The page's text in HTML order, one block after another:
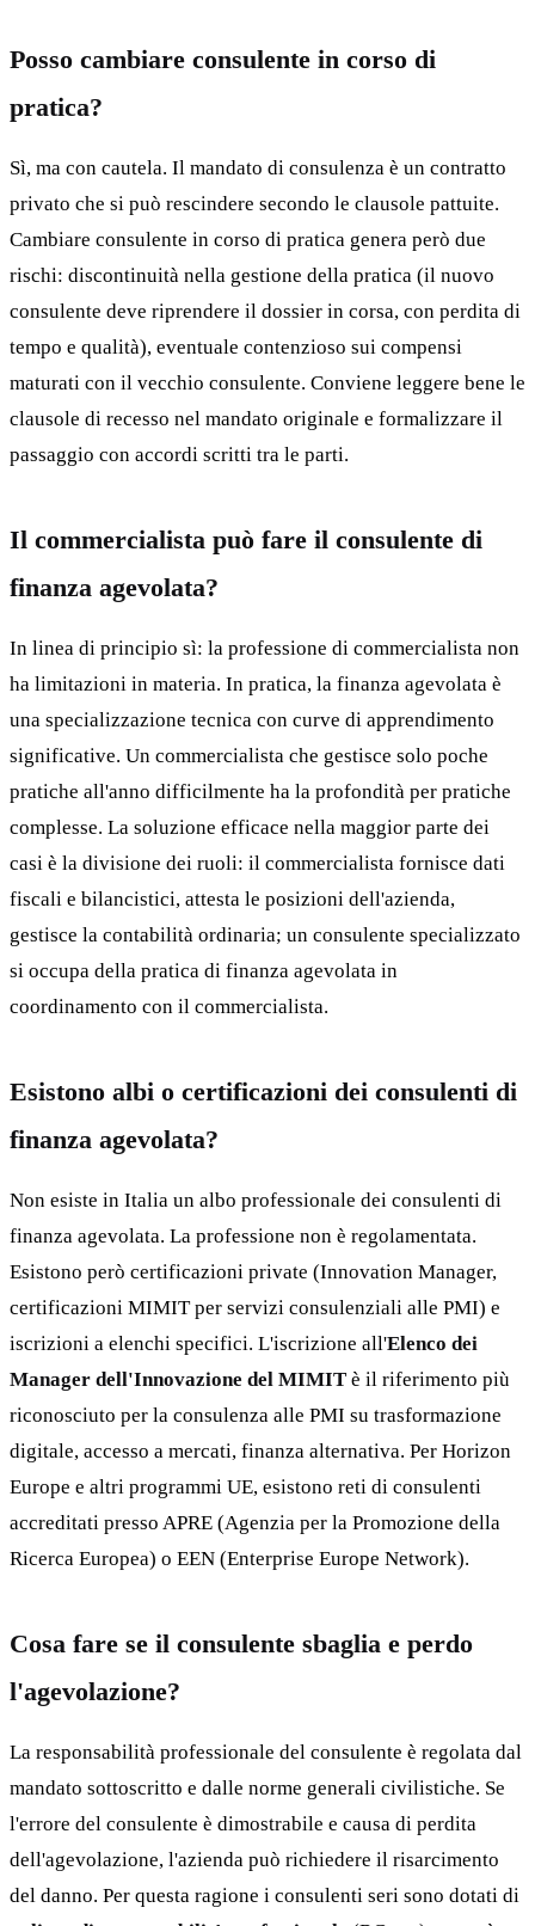
Posso cambiare consulente in corso di
pratica?
Sì, ma con cautela. Il mandato di consulenza è un contratto
privato che si può rescindere secondo le clausole pattuite.
Cambiare consulente in corso di pratica genera però due
rischi: discontinuità nella gestione della pratica (il nuovo
consulente deve riprendere il dossier in corsa, con perdita di
tempo e qualità), eventuale contenzioso sui compensi
maturati con il vecchio consulente. Conviene leggere bene le
clausole di recesso nel mandato originale e formalizzare il
passaggio con accordi scritti tra le parti.
Il commercialista può fare il consulente di
finanza agevolata?
In linea di principio sì: la professione di commercialista non
ha limitazioni in materia. In pratica, la finanza agevolata è
una specializzazione tecnica con curve di apprendimento
significative. Un commercialista che gestisce solo poche
pratiche all'anno difficilmente ha la profondità per pratiche
complesse. La soluzione efficace nella maggior parte dei
casi è la divisione dei ruoli: il commercialista fornisce dati
fiscali e bilancistici, attesta le posizioni dell'azienda,
gestisce la contabilità ordinaria; un consulente specializzato
si occupa della pratica di finanza agevolata in
coordinamento con il commercialista.
Esistono albi o certificazioni dei consulenti di
finanza agevolata?
Non esiste in Italia un albo professionale dei consulenti di
finanza agevolata. La professione non è regolamentata.
Esistono però certificazioni private (Innovation Manager,
certificazioni MIMIT per servizi consulenziali alle PMI) e
iscrizioni a elenchi specifici. L'iscrizione all'Elenco dei
Manager dell'Innovazione del MIMIT è il riferimento più
riconosciuto per la consulenza alle PMI su trasformazione
digitale, accesso a mercati, finanza alternativa. Per Horizon
Europe e altri programmi UE, esistono reti di consulenti
accreditati presso APRE (Agenzia per la Promozione della
Ricerca Europea) o EEN (Enterprise Europe Network).
Cosa fare se il consulente sbaglia e perdo
l'agevolazione?
La responsabilità professionale del consulente è regolata dal
mandato sottoscritto e dalle norme generali civilistiche. Se
l'errore del consulente è dimostrabile e causa di perdita
dell'agevolazione, l'azienda può richiedere il risarcimento
del danno. Per questa ragione i consulenti seri sono dotati di